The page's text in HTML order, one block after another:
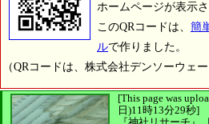
ホームページが表示さ
このQRコードは、 簡
ルで作りました。
（QRコードは、株式会社デンソーウェ
[This page was
日)11時13分29秒]